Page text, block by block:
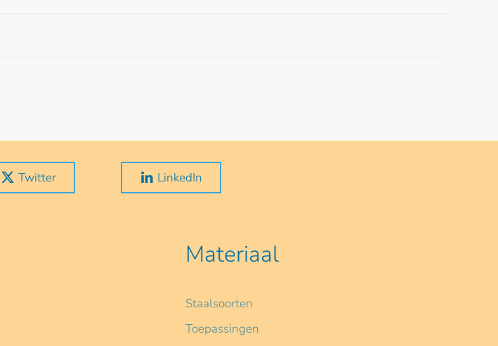
Twitter LinkedIn
Materiaal
Staalsoorten
Toepassingen